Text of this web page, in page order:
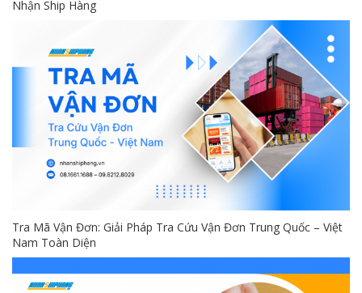
Nhận Ship Hàng
Tra Mã Vận Đơn: Giải Pháp Tra Cứu Vận Đơn Trung Quốc – Việt
Nam Toàn Diện